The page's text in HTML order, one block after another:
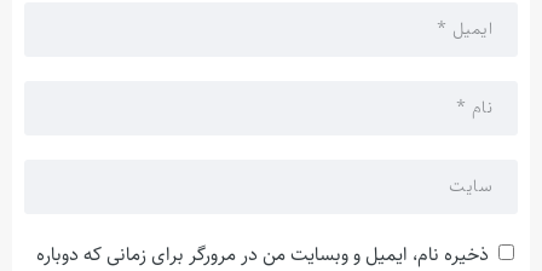
ذخیره نام، ایمیل و وبسایت من در مرورگر برای زمانی که دوباره